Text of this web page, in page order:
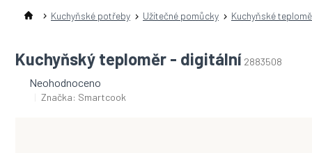
Kuchyňské potřeby Užitečné pomůcky Kuchyňské
Kuchyňský teploměr - digitální 2883508
Průměrné
hodnocení
Neohodnoceno
Značka: Smartcook